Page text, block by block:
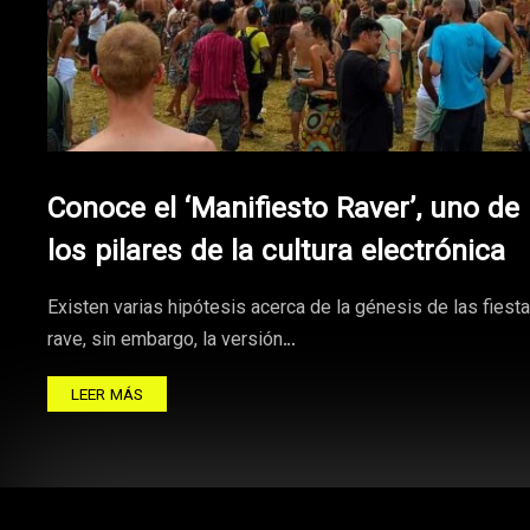
Conoce el ‘Manifiesto Raver’, uno de
los pilares de la cultura electrónica
Existen varias hipótesis acerca de la génesis de las
rave, sin embargo, la versión…
LEER MÁS